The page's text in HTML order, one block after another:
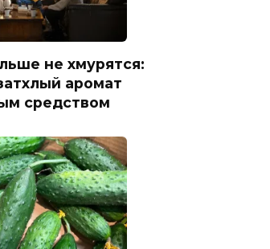
не хмурятся:
аромат
средством